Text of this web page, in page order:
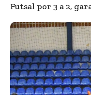
Futsal por 3 a 2,